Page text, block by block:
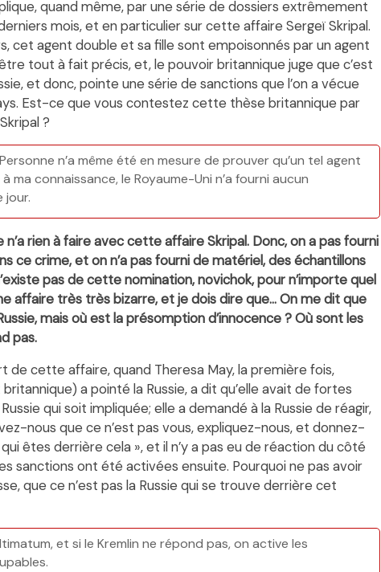
quand même, par une série de dossiers extrêmement
mois, et en particulier sur cette affaire Sergeï Skripal.
cet agent double et sa fille sont empoisonnés par un agent
tout à fait précis, et, le pouvoir britannique juge que c’est
et donc, pointe une série de sanctions que l’on a vécue
Est-ce que vous contestez cette thèse britannique par
?
n’a même été en mesure de prouver qu’un tel agent
connaissance, le Royaume-Uni n’a fourni aucun
jour.
rien à faire avec cette affaire Skripal. Donc, on a pas fourni
ce crime, et on n’a pas fourni de matériel, des échantillons
pas de cette nomination, novichok, pour n’importe quel
affaire très très bizarre, et je dois dire que… On me dit que
mais où est la présomption d’innocence ? Où sont les
pas.
de cette affaire, quand Theresa May, la première fois,
a pointé la Russie, a dit qu’elle avait de fortes
qui soit impliquée; elle a demandé à la Russie de réagir,
nous que ce n’est pas vous, expliquez-nous, et donnez-
êtes derrière cela », et il n’y a pas eu de réaction du côté
sanctions ont été activées ensuite. Pourquoi ne pas avoir
que ce n’est pas la Russie qui se trouve derrière cet
et si le Kremlin ne répond pas, on active les